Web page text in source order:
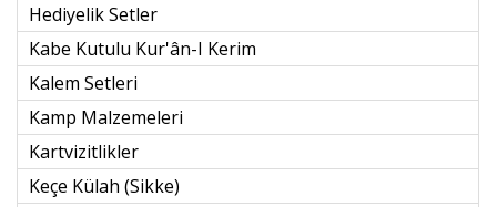
Hediyelik Setler
Kabe Kutulu Kur'ân-I Kerim
Kalem Setleri
Kamp Malzemeleri
Kartvizitlikler
Keçe Külah (sikke)